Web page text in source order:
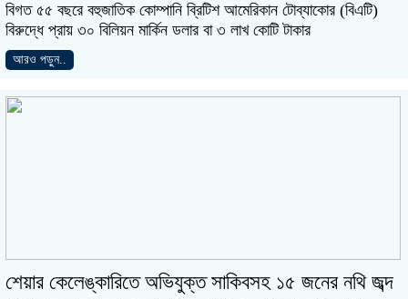
বিগত ৫৫ বছরে বহুজাতিক কোম্পানি ব্রিটিশ আমেরিকান টোব্যাকোর (বিএটি)
বিরুদ্ধে প্রায় ৩০ বিলিয়ন মার্কিন ডলার বা ৩ লাখ কোটি টাকার
আরও পড়ুন..
শেয়ার কেলেঙ্কারিতে অভিযুক্ত সাকিবসহ ১৫ জনের নথি জব্দ